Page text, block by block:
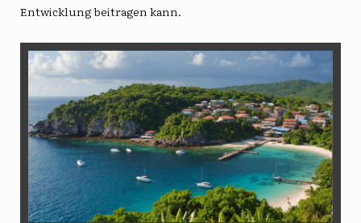
Entwicklung beitragen kann.